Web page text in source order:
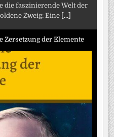
die faszinierende Welt der
Zweig: Eine [...]
Zersetzung der Elemente